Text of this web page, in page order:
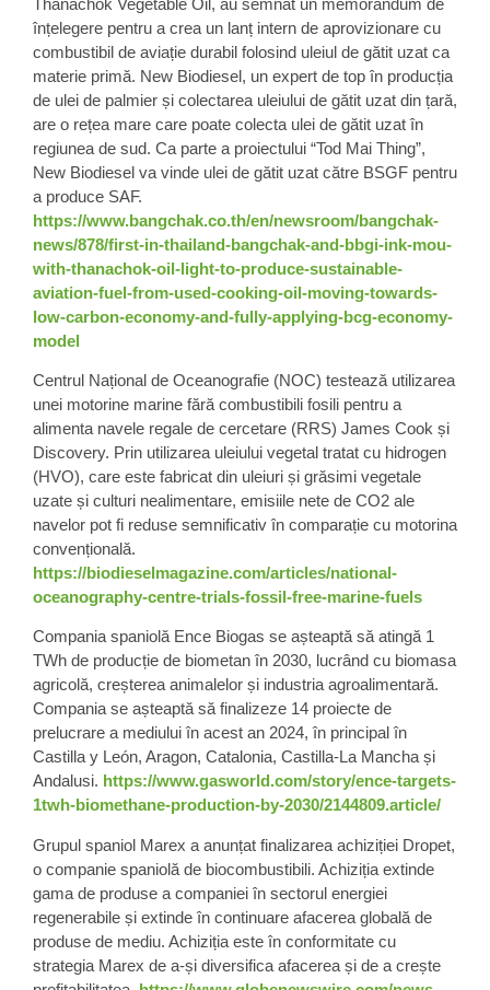
înțelegere pentru a crea un lanț intern de aprovizionare cu
combustibil de aviație durabil folosind uleiul de gătit uzat ca
materie primă. New Biodiesel, un expert de top în producția
de ulei de palmier și colectarea uleiului de gătit uzat din țară,
are o rețea mare care poate colecta ulei de gătit uzat în
regiunea de sud. Ca parte a proiectului “Tod Mai Thing”,
New Biodiesel va vinde ulei de gătit uzat către BSGF pentru
a produce SAF.
https://www.bangchak.co.th/en/newsroom/bangchak-
news/878/first-in-thailand-bangchak-and-bbgi-ink-mou-
with-thanachok-oil-light-to-produce-sustainable-
aviation-fuel-from-used-cooking-oil-moving-towards-
low-carbon-economy-and-fully-applying-bcg-economy-
model
Centrul Național de Oceanografie (NOC) testează utilizarea
unei motorine marine fără combustibili fosili pentru a
alimenta navele regale de cercetare (RRS) James Cook și
Discovery. Prin utilizarea uleiului vegetal tratat cu hidrogen
(HVO), care este fabricat din uleiuri și grăsimi vegetale
uzate și culturi nealimentare, emisiile nete de CO2 ale
navelor pot fi reduse semnificativ în comparație cu motorina
convențională.
https://biodieselmagazine.com/articles/national-
oceanography-centre-trials-fossil-free-marine-fuels
Compania spaniolă Ence Biogas se așteaptă să atingă 1
TWh de producție de biometan în 2030, lucrând cu biomasa
agricolă, creșterea animalelor și industria agroalimentară.
Compania se așteaptă să finalizeze 14 proiecte de
prelucrare a mediului în acest an 2024, în principal în
Castilla y León, Aragon, Catalonia, Castilla-La Mancha și
Andalusi. https://www.gasworld.com/story/ence-targets-
1twh-biomethane-production-by-2030/2144809.article/
Grupul spaniol Marex a anunțat finalizarea achiziției Dropet,
o companie spaniolă de biocombustibili. Achiziția extinde
gama de produse a companiei în sectorul energiei
regenerabile și extinde în continuare afacerea globală de
produse de mediu. Achiziția este în conformitate cu
strategia Marex de a-și diversifica afacerea și de a crește